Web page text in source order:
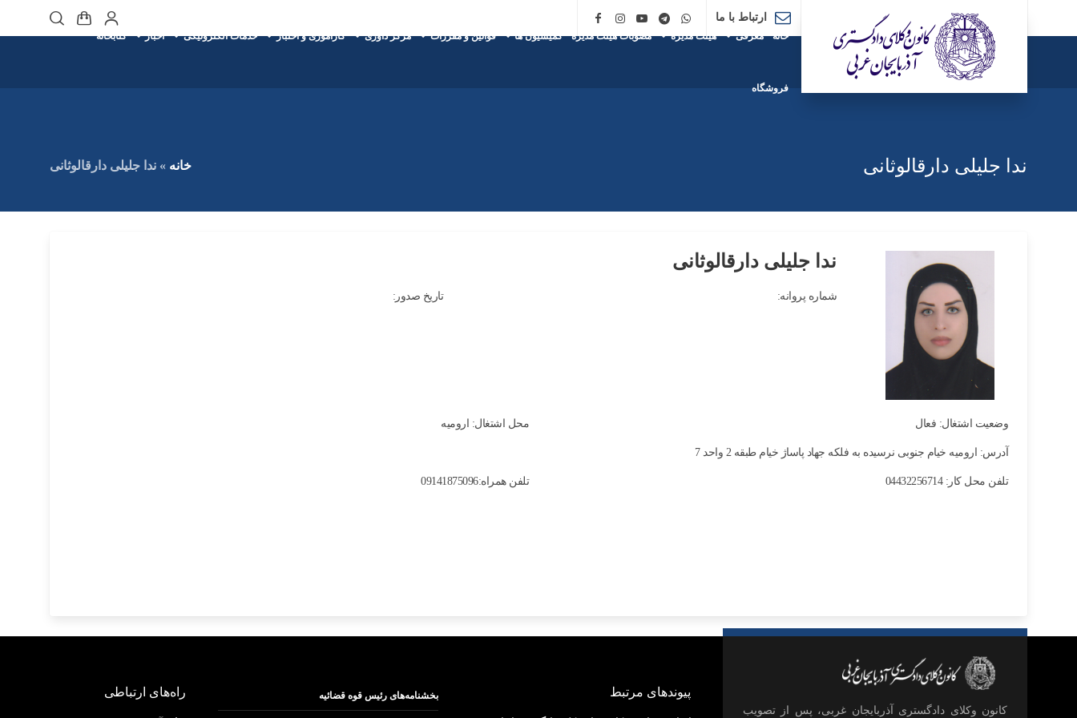
ارتباط با ما
خانه معرفی هیئت مدیره مصوبات هیئت مدیره کمیسیون ها قوانین و مقررات مرکز داوری کارآموزی و اختبار خدمات الکترونیکی اخبار کتابخانه
فروشگاه
ندا جلیلی دارقالوثانی خانه » ندا جلیلی دارقالوثانی
ندا جلیلی دارقالوثانی
شماره پروانه: تاریخ صدور:
وضعیت اشتغال: فعال محل اشتغال: ارومیه
آدرس: ارومیه خیام جنوبی نرسیده به فلکه جهاد پاساژ خیام طبقه 2 واحد 7
تلفن محل کار: 04432256714 تلفن همراه:09141875096
كانون وكلای دادگستری آذربايجان غربی، پس از تصويب
پیوندهای مرتبط بخشنامه‌های رئیس قوه قضائیه راه‌های ارتباطی